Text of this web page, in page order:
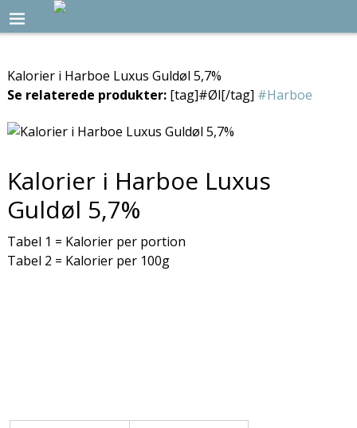
Kalorier i Harboe Luxus Guldøl 5,7%
Se relaterede produkter:[tag]#Øl[/tag] #Harboe
Kalorier i Harboe Luxus
Guldøl 5,7%
Tabel 1 = Kalorier per portion
Tabel 2 = Kalorier per 100g